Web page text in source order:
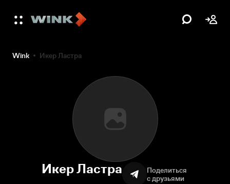
Wink Икер Ластра
Икер Ластра
Поделиться
с друзьями